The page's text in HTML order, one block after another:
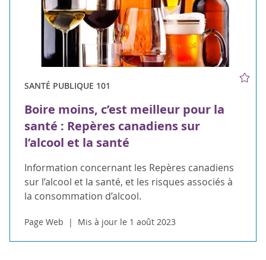
SANTÉ PUBLIQUE 101
Boire moins, c’est meilleur pour la
santé : Repères canadiens sur
l’alcool et la santé
Information concernant les Repères canadiens
sur l’alcool et la santé, et les risques associés à
la consommation d’alcool.
Page Web Mis à jour le 1 août 2023